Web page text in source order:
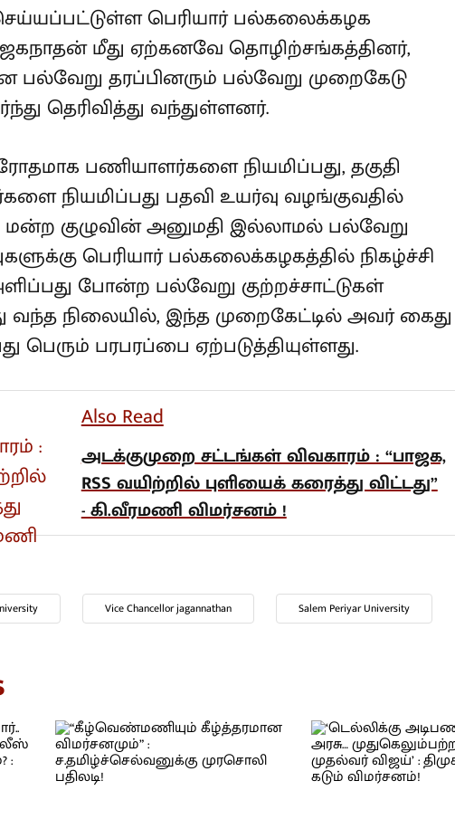
பெரியார் பல்கலைக்கழக
மீது ஏற்கனவே தொழிற்சங்கத்தினர்,
பல்வேறு தரப்பினரும் பல்வேறு முறைகேடு
தெரிவித்து வந்துள்ளனர்.
பணியாளர்களை நியமிப்பது, தகுதி
நியமிப்பது பதவி உயர்வு வழங்குவதில்
மன்ற குழுவின் அனுமதி இல்லாமல் பல்வேறு
பெரியார் பல்கலைக்கழகத்தில் நிகழ்ச்சி
போன்ற பல்வேறு குற்றச்சாட்டுகள்
வந்த நிலையில், இந்த முறைகேட்டில் அவர் கைது
பெரும் பரபரப்பை ஏற்படுத்தியுள்ளது.
Also Read
அடக்குமுறை சட்டங்கள் விவகாரம் : “பாஜக,
RSS வயிற்றில் புளியைக் கரைத்து விட்டது”
- கி.வீரமணி விமர்சனம் !
Vice Chancellor jagannathan Salem Periyar University